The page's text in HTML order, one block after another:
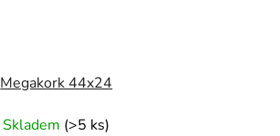
Megakork 44x24
Skladem (>5 ks)